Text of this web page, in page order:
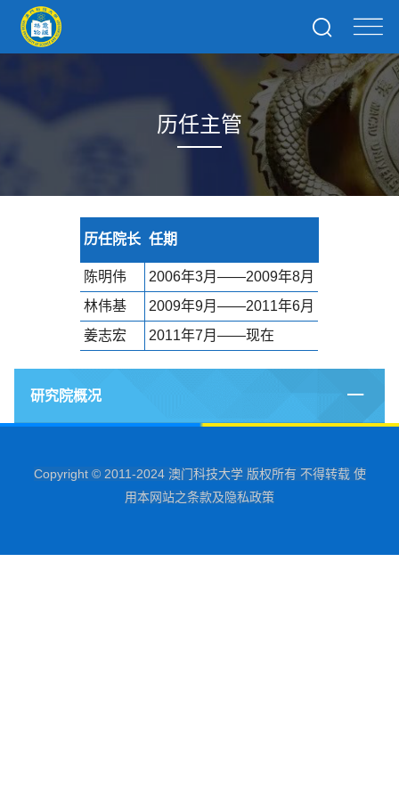
历任主管
历任院长 任期
陈明伟
2006年3月——2009年8月
林伟基
2009年9月——2011年6月
姜志宏
2011年7月——现在
研究院概况
Copyright © 2011-2024 澳门科技大学 版权所有 不得转载 使
用本网站之条款及隐私政策